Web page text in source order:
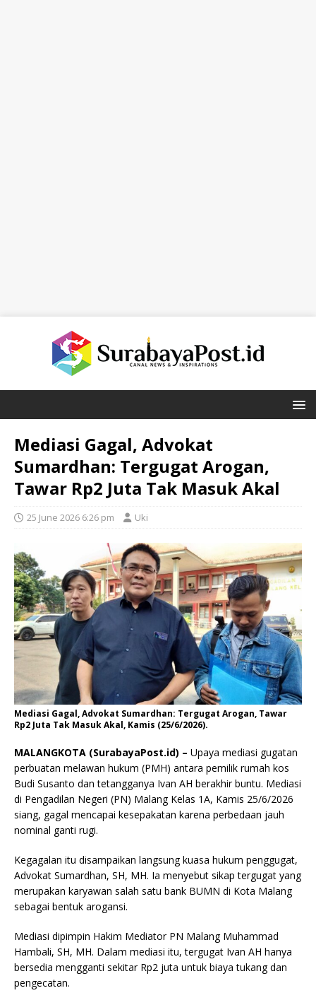
Mediasi Gagal, Advokat
Sumardhan: Tergugat Arogan,
Tawar Rp2 Juta Tak Masuk Akal
25 June 2026 6:26 pm Uki
Mediasi Gagal, Advokat Sumardhan: Tergugat Arogan, Tawar
Rp2 Juta Tak Masuk Akal, Kamis (25/6/2026).
MALANGKOTA (SurabayaPost.id) – Upaya mediasi gugatan
perbuatan melawan hukum (PMH) antara pemilik rumah kos
Budi Susanto dan tetangganya Ivan AH berakhir buntu. Mediasi
di Pengadilan Negeri (PN) Malang Kelas 1A, Kamis 25/6/2026
siang, gagal mencapai kesepakatan karena perbedaan jauh
nominal ganti rugi.
Kegagalan itu disampaikan langsung kuasa hukum penggugat,
Advokat Sumardhan, SH, MH. Ia menyebut sikap tergugat yang
merupakan karyawan salah satu bank BUMN di Kota Malang
sebagai bentuk arogansi.
Mediasi dipimpin Hakim Mediator PN Malang Muhammad
Hambali, SH, MH. Dalam mediasi itu, tergugat Ivan AH hanya
bersedia mengganti sekitar Rp2 juta untuk biaya tukang dan
pengecatan.